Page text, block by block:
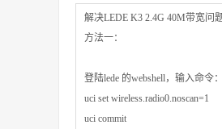
解决LEDE K3 2.4G 40M带宽问题
方法一：
登陆lede 的webshell，输入命令：
uci set wireless.radio0.noscan=1
uci commit